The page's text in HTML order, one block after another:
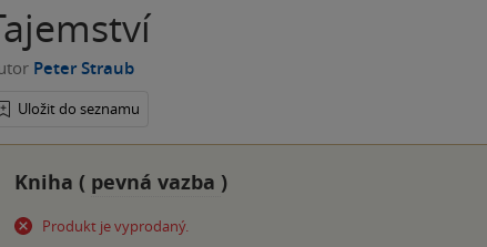
Peter Straub
Uložit do seznamu
Kniha ( pevná vazba )
Produkt je vyprodaný.